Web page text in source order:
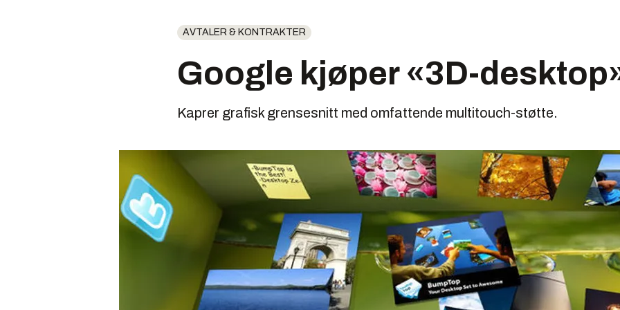
AVTALER & KONTRAKTER
Google kjøper «3D-
Kaprer grafisk grensesnitt med omfattende multitouch-støtte.